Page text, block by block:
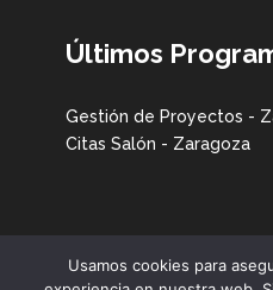
Últimos
Gestión de Proyectos -
Citas Salón - Zaragoza
Usamos cookies para